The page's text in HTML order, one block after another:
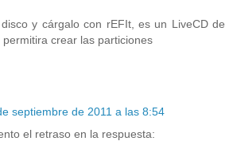
y cárgalo con rEFIt, es un LiveCD de
crear las particiones
septiembre de 2011 a las 8:54
el retraso en la respuesta: